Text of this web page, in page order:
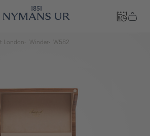
London Winder W582